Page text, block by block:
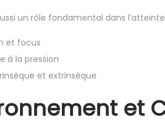
un rôle fondamental dans
et focus
à la pression
et extrinsèque
et